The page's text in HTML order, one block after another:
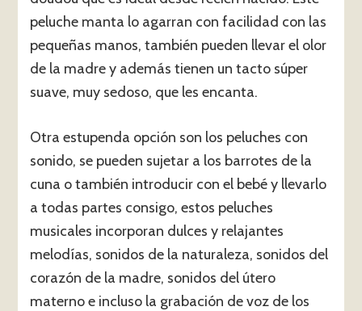
peluche manta lo agarran con facilidad con las
pequeñas manos, también pueden llevar el olor
de la madre y además tienen un tacto súper
suave, muy sedoso, que les encanta.
Otra estupenda opción son los peluches con
sonido, se pueden sujetar a los barrotes de la
cuna o también introducir con el bebé y llevarlo
a todas partes consigo, estos peluches
musicales incorporan dulces y relajantes
melodías, sonidos de la naturaleza, sonidos del
corazón de la madre, sonidos del útero
materno e incluso la grabación de voz de los